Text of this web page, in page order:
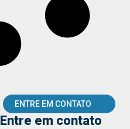
ENTRE EM CONTATO
Entre em contato